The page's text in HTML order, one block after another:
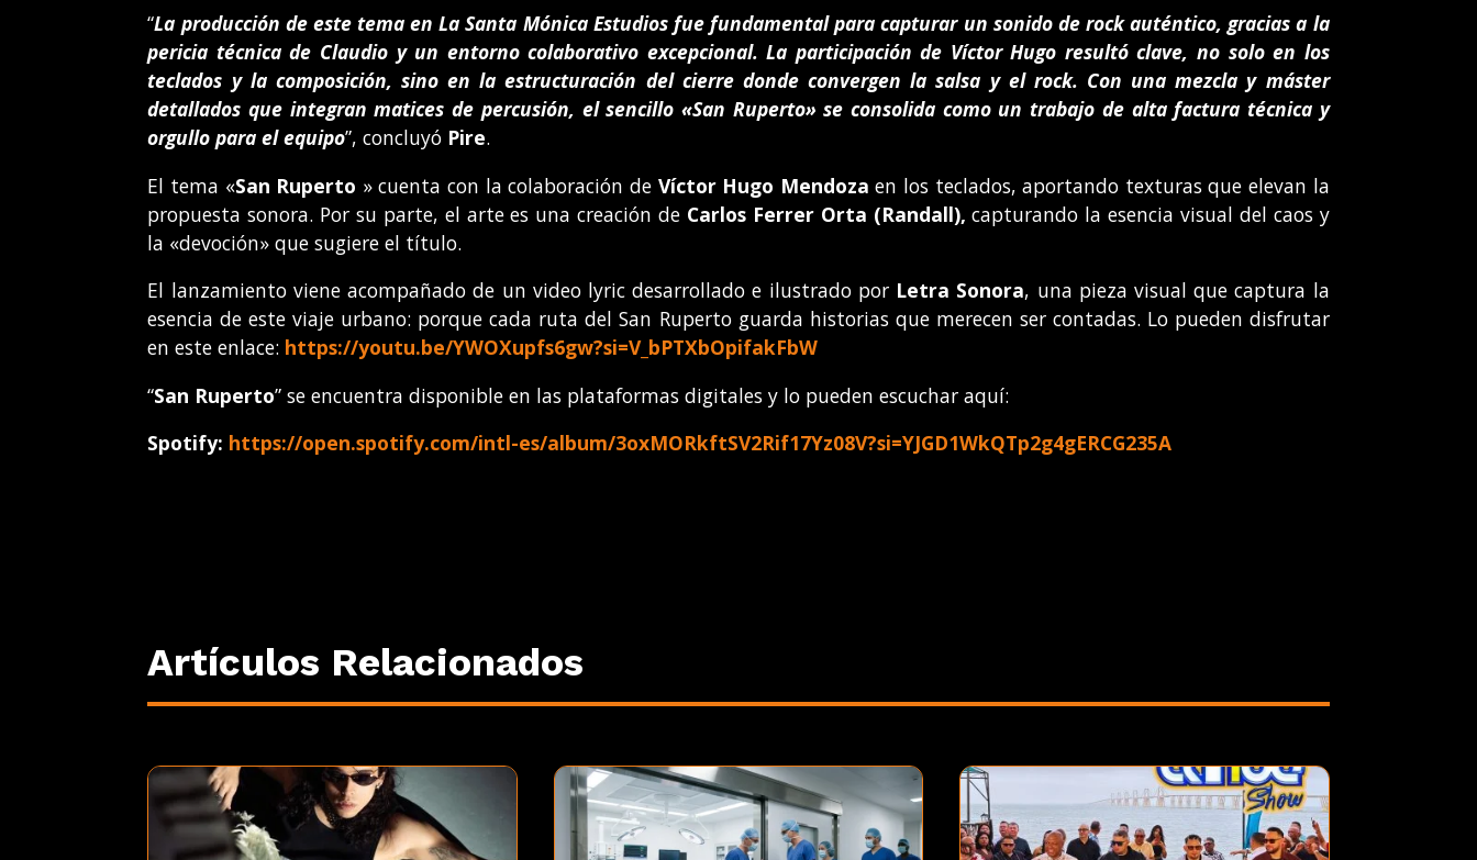
“La producción de este tema en La Santa Mónica Estudios fue fundamental para capturar un sonido de rock auténtico, gracias a la
pericia técnica de Claudio y un entorno colaborativo excepcional. La participación de Víctor Hugo resultó clave, no solo en los
teclados y la composición, sino en la estructuración del cierre donde convergen la salsa y el rock. Con una mezcla y máster
detallados que integran matices de percusión, el sencillo «San Ruperto» se consolida como un trabajo de alta factura técnica y
orgullo para el equipo”, concluyó Pire.
El tema «San Ruperto » cuenta con la colaboración de Víctor Hugo Mendoza en los teclados, aportando texturas que elevan la
propuesta sonora. Por su parte, el arte es una creación de Carlos Ferrer Orta (Randall), capturando la esencia visual del caos y
la «devoción» que sugiere el título.
El lanzamiento viene acompañado de un video lyric desarrollado e ilustrado por Letra Sonora, una pieza visual que captura la
esencia de este viaje urbano: porque cada ruta del San Ruperto guarda historias que merecen ser contadas. Lo pueden disfrutar
en este enlace: https://youtu.be/YWOXupfs6gw?si=V_bPTXbOpifakFbW
“San Ruperto” se encuentra disponible en las plataformas digitales y lo pueden escuchar aquí:
Spotify: https://open.spotify.com/intl-es/album/3oxMORkftSV2Rif17Yz08V?si=YJGD1WkQTp2g4gERCG235A
Artículos Relacionados